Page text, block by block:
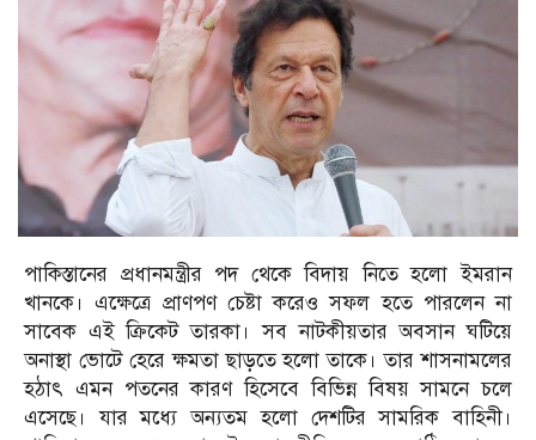
পাকিস্তানের প্রধানমন্ত্রীর পদ থেকে বিদায় নিতে হলো ইমরান
খানকে। এক্ষেত্রে প্রাণপণ চেষ্টা করেও সফল হতে পারলেন না
সাবেক এই ক্রিকেট তারকা। সব নাটকীয়তার অবসান ঘটিয়ে
অনাস্থা ভোটে হেরে ক্ষমতা ছাড়তে হলো তাকে। তার শাসনামলের
হঠাৎ এমন পতনের কারণ হিসেবে বিভিন্ন বিষয় সামনে চলে
এসেছে। যার মধ্যে অন্যতম হলো দেশটির সামরিক বাহিনী।